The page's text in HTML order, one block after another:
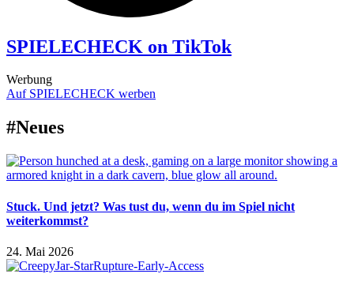
SPIELECHECK on TikTok
Werbung
Auf SPIELECHECK werben
#Neues
Stuck. Und jetzt? Was tust du, wenn du im Spiel nicht
weiterkommst?
24. Mai 2026